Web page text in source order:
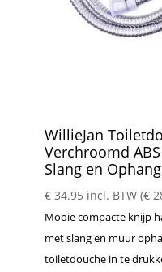
WillieJan
Verchroomd
Slang en
€34.95 incl. BTW (€
Mooie compacte knijp
met slang en muur
toiletdouche in te